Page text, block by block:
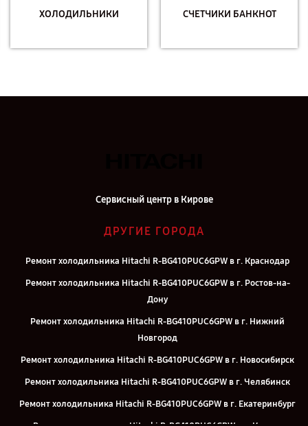
ХОЛОДИЛЬНИКИ СЧЕТЧИКИ БАНКНОТ
Сервисный центр в Кирове
ДРУГИЕ ГОРОДА
Ремонт холодильника Hitachi R-BG410PUC6GPW в г. Краснодар
Ремонт холодильника Hitachi R-BG410PUC6GPW в г. Ростов-на-
Дону
Ремонт холодильника Hitachi R-BG410PUC6GPW в г. Нижний
Новгород
Ремонт холодильника Hitachi R-BG410PUC6GPW в г. Новосибирск
Ремонт холодильника Hitachi R-BG410PUC6GPW в г. Челябинск
Ремонт холодильника Hitachi R-BG410PUC6GPW в г. Екатеринбург